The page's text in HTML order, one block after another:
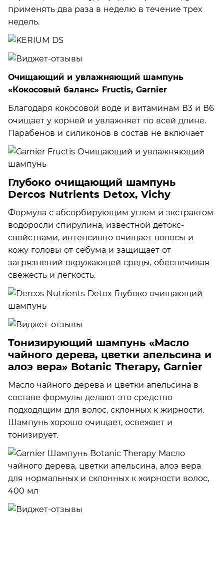
применять два раза в неделю в течение трех
недель.
Очищающий и увлажняющий шампунь
«Кокосовый баланс» Fructis, Garnier
Благодаря кокосовой воде и витаминам В3 и В6
очищает у корней и увлажняет по всей длине.
Парабенов и силиконов в состав не включает
Глубоко очищающий шампунь
Dercos Nutrients Detox, Vichy
Формула с абсорбирующим углем и экстрактом
водоросли спирулина, известной детокс-
свойствами, интенсивно очищает волосы и
кожу головы от себума и защищает от
загрязнений окружающей среды, обеспечивая
свежесть и легкость.
Тонизирующий шампунь «Масло
чайного дерева, цветки апельсина и
алоэ вера» Botanic Therapy, Garnier
Масло чайного дерева и цветки апельсина в
составе формулы делают это средство
подходящим для волос, склонных к жирности.
Шампунь хорошо очищает, освежает и
тонизирует.